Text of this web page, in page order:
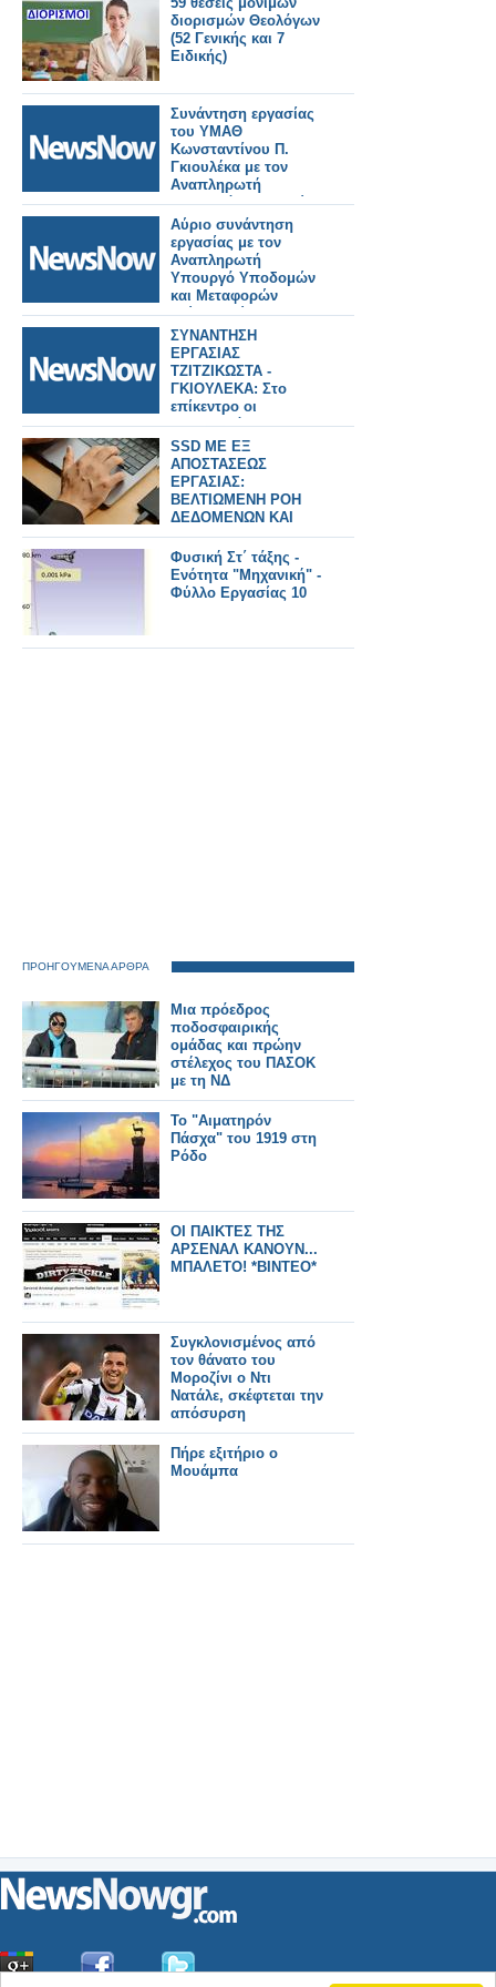
διορισμών Θεολόγων
(52 Γενικής και 7
Ειδικής)
Συνάντηση εργασίας
του ΥΜΑΘ
Κωνσταντίνου Π.
Γκιουλέκα με τον
Αναπληρωτή
Υπουργό Υποδομών
και Μεταφορών
Γιώργο Κώτσηρα.
Αύριο συνάντηση
εργασίας με τον
Αναπληρωτή
Υπουργό Υποδομών
και Μεταφορών
Γιώργο Κώτσηρα θα
έχει ο Κωνσταντίνος
Γκιουλέκας.
ΣΥΝΑΝΤΗΣΗ
ΕΡΓΑΣΙΑΣ
ΤΖΙΤΖΙΚΩΣΤΑ -
ΓΚΙΟΥΛΕΚΑ: Στο
επίκεντρο οι
προτεραιότητες της
ΕΕ για τα μεγάλα έργα
υποδομών και
μεταφορών, τον
τουρισμό και ο
κομβικός ρόλος της
SSD ME ΕΞ
ΑΠΟΣΤΑΣΕΩΣ
ΕΡΓΑΣΙΑΣ:
ΒΕΛΤΙΩΜΕΝΗ ΡΟΗ
ΔΕΔΟΜΕΝΩΝ ΚΑΙ
ΕΞΟΙΚΟΝΟΜΗΣΗ
ΧΡΟΝΟΥ
Φυσική Στ΄ τάξης -
Ενότητα "Μηχανική" -
Φύλλο Εργασίας 10
ΠΡΟΗΓΟΥΜΕΝΑ ΑΡΘΡΑ
Μια πρόεδρος
ποδοσφαιρικής
ομάδας και πρώην
στέλεχος του ΠΑΣΟΚ
με τη ΝΔ
Το "Αιματηρόν
Πάσχα" του 1919 στη
Ρόδο
ΟΙ ΠΑΙΚΤΕΣ ΤΗΣ
ΑΡΣΕΝΑΛ ΚΑΝΟΥΝ...
ΜΠΑΛΕΤΟ! *ΒΙΝΤΕΟ*
Συγκλονισμένος από
τον θάνατο του
Μοροζίνι ο Ντι
Νατάλε, σκέφτεται την
απόσυρση
Πήρε εξιτήριο ο
Μουάμπα